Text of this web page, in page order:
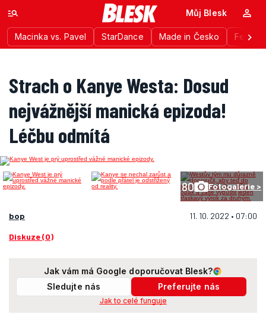
Macinka vs. Pavel StarDance Made in Česko
Můj Blesk
Strach o Kanye Westa: Dosud
nejvážnější manická epizoda!
Léčbu odmítá
80 Fotogalerie >
bop 11. 10. 2022 • 07:00
Diskuze (0)
Jak vám má Google doporučovat Blesk?
Sledujte nás
Preferujte nás
Jak to celé funguje